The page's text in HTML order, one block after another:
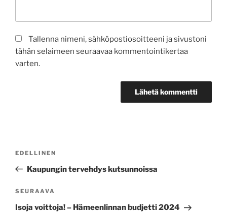
Tallenna nimeni, sähköpostiosoitteeni ja sivustoni
tähän selaimeen seuraavaa kommentointikertaa
varten.
Edellinen
artikkeli
EDELLINEN
Kaupungin tervehdys kutsunnoissa
Seuraava
artikkeli
SEURAAVA
Isoja voittoja! – Hämeenlinnan budjetti 2024